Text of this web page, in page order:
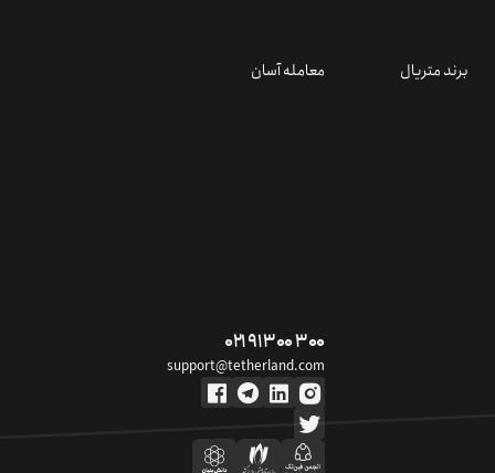
برند متریال معامله آسان
۰۲۱ ۹۱ ۳۰۰ ۳۰۰
support@tetherland.com